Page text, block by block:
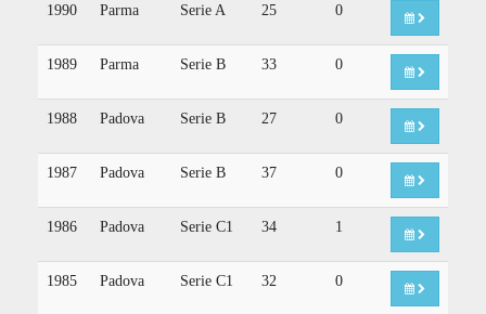
1990 Parma Serie A 25 0
1989 Parma Serie B 33 0
1988 Padova Serie B 27 0
1987 Padova Serie B 37 0
1986 Padova Serie C1 34 1
1985 Padova Serie C1 32 0